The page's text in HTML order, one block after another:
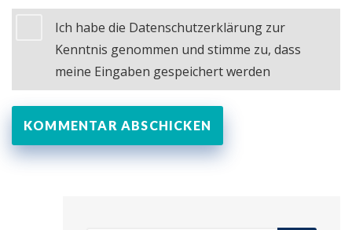
Ich habe die Datenschutzerklärung zur
Kenntnis genommen und stimme zu, dass
meine Eingaben gespeichert werden